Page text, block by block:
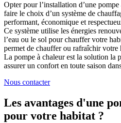
Opter pour l’installation d’une pompe
faire le choix d’un système de
performant, économique et
Ce système utilise les énergies
l’eau ou le sol pour chauffer votre
permet de chauffer ou rafraîchir votre
La pompe à chaleur est la solution la
assurer un confort en toute saison
Nous contacter
Les avantages d'une
pour votre habitat ?